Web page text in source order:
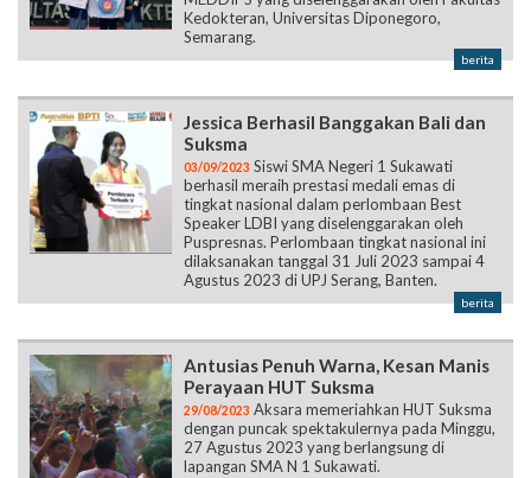
Kedokteran, Universitas Diponegoro,
Semarang.
berita
Jessica Berhasil Banggakan Bali dan
Suksma
03/09/2023 Siswi SMA Negeri 1 Sukawati
berhasil meraih prestasi medali emas di
tingkat nasional dalam perlombaan Best
Speaker LDBI yang diselenggarakan oleh
Puspresnas. Perlombaan tingkat nasional ini
dilaksanakan tanggal 31 Juli 2023 sampai 4
Agustus 2023 di UPJ Serang, Banten.
berita
Antusias Penuh Warna, Kesan Manis
Perayaan HUT Suksma
29/08/2023 Aksara memeriahkan HUT Suksma
dengan puncak spektakulernya pada Minggu,
27 Agustus 2023 yang berlangsung di
lapangan SMA N 1 Sukawati.